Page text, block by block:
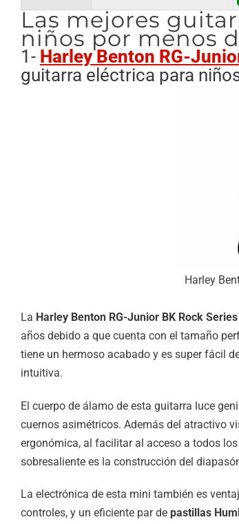
Las mejores
niños por menos
1- Harley Benton RG-
guitarra eléctrica para
Harley
La Harley Benton RG-Junior BK Rock Series
años debido a que cuenta con el tamaño
tiene un hermoso acabado y es super fácil
intuitiva.
El cuerpo de álamo de esta guitarra luce
cuernos asimétricos. Además del atractivo
ergonómica, al facilitar al acceso a todos
sobresaliente es la construcción del
La electrónica de esta mini también es
controles, y un eficiente par de pastillas